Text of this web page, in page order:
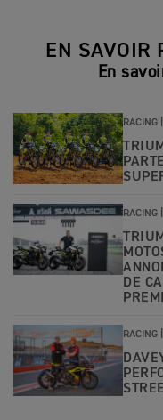
EN SAVOIR
En
RACING |
RACING |
DE
RACING |